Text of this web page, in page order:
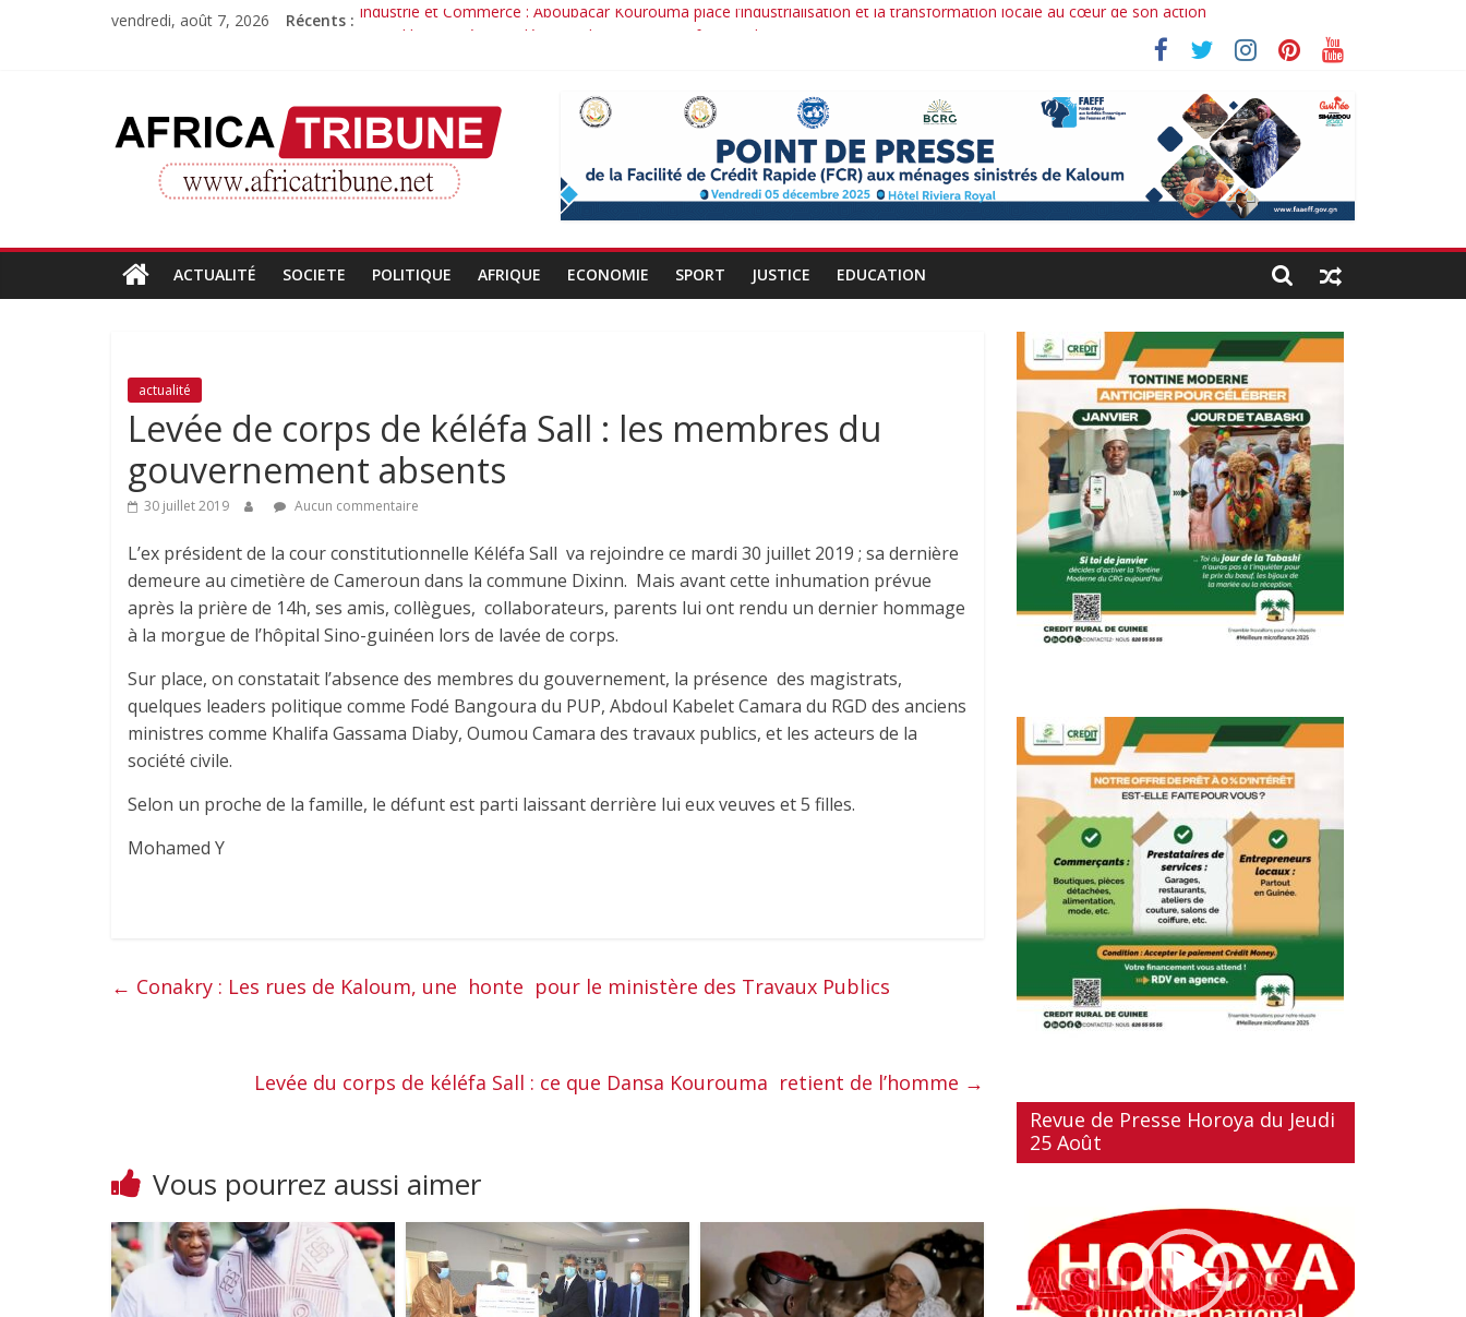
vendredi, août 7, 2026 Récents : Industrie et Commerce : Aboubacar Kourouma place l’industrialisation et la transformation locale au cœur de son action
Djiba Diakité reconduit : la confiance renouvelée envers un homme de résultats
Le parcours inspirant d’un officier au service du Président et de son pays.
AfricaTribune
d'informations
ACTUALITÉ SOCIETE POLITIQUE AFRIQUE ECONOMIE SPORT JUSTICE EDUCATION
actualité
Levée de corps de kéléfa Sall : les membres du
gouvernement absents
30 juillet 2019 Aucun commentaire
L’ex président de la cour constitutionnelle Kéléfa Sall va rejoindre ce mardi 30 juillet 2019 ; sa dernière
demeure au cimetière de Cameroun dans la commune Dixinn. Mais avant cette inhumation prévue
après la prière de 14h, ses amis, collègues, collaborateurs, parents lui ont rendu un dernier hommage
à la morgue de l’hôpital Sino-guinéen lors de lavée de corps.
Sur place, on constatait l’absence des membres du gouvernement, la présence des magistrats,
quelques leaders politique comme Fodé Bangoura du PUP, Abdoul Kabelet Camara du RGD des anciens
ministres comme Khalifa Gassama Diaby, Oumou Camara des travaux publics, et les acteurs de la
société civile.
Selon un proche de la famille, le défunt est parti laissant derrière lui eux veuves et 5 filles.
Mohamed Y
← Conakry : Les rues de Kaloum, une honte pour le ministère des Travaux Publics
Levée du corps de kéléfa Sall : ce que Dansa Kourouma retient de l’homme →
Vous pourrez aussi aimer
Revue de Presse Horoya du Jeudi
25 Août